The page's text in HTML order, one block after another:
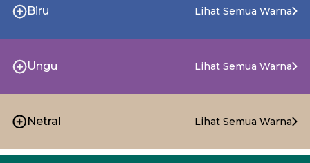
Biru Lihat Semua Warna
Ungu Lihat Semua Warna
Netral Lihat Semua Warna